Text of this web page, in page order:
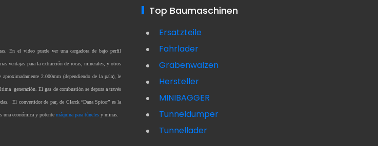
En el video puede ver una cargadora de bajo perfil
ventajas para la extracción de rocas, minerales, y otros
2.000mm (dependiendo de la pala), le
generación. El gas de combustión se depura a través
El convertidor de par, de Clarck “Dana Spicer” es la
una económica y potente máquina para túneles y minas.
Top Baumaschinen
Ersatzteile
Fahrlader
Grabenwalzen
Hersteller
MINIBAGGER
Tunneldumper
Tunnellader